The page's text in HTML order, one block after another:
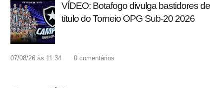
VÍDEO: Botafogo divulga bastidores de
título do Torneio OPG Sub-20 2026
07/08/26 às 11:34 0 comentários